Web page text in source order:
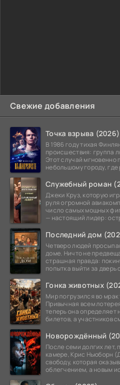
Свежие добавления
Точка взрыва (2026)
В 1986 году тихая
происшествия: группа
Этот случай мгновенно
небольшому городу,
Служебный роман
Джеки Круз, которую
руля огромной
число самых мощных
— настоящий лидер:
Последний дом
Четверо людей
доме. Ничто не
страшная правда:
попытка выйти за
Гонка животных
Мир погрузился во
Привычная всем
теперь она
билетов, а участников
Новорождённый
После семи долгих лет,
камере, Крис Ньюборн
свободу, которая
облегчением, а новым